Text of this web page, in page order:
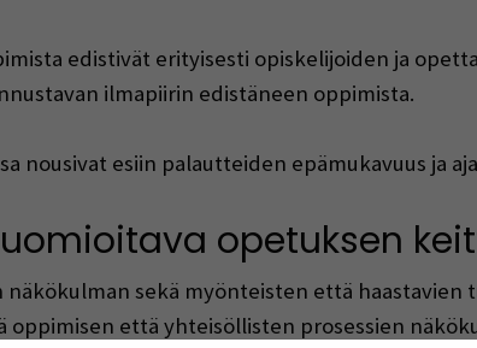
edistivät erityisesti opiskelijoiden ja
ilmapiirin edistäneen oppimista.
nousivat esiin palautteiden epämukavuus ja
opetuksen
näkökulman sekä myönteisten että
oppimisen että yhteisöllisten prosessien